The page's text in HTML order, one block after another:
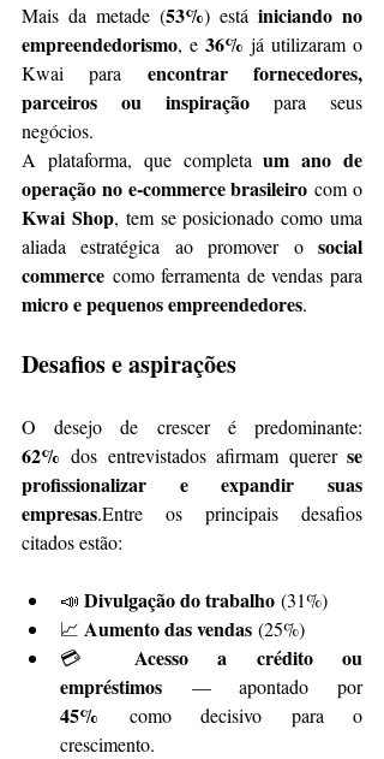
Mais da metade (53%) está iniciando no
empreendedorismo, e 36% já utilizaram o
Kwai para encontrar fornecedores,
parceiros ou inspiração para seus
negócios.
A plataforma, que completa um ano de
operação no e-commerce brasileiro
Kwai Shop, tem se posicionado como uma
aliada estratégica ao promover o social
commerce
micro e pequenos empreendedores.
Desafios e aspirações
62% dos entrevistados afirmam querer se
profissionalizar e expandir suas
empresas.Entre os principais desafios
citados estão:
📣 Divulgação do trabalho (31%)
📈 Aumento das vendas (25%)
💳 Acesso a crédito ou
empréstimos
— apontado por
45% como decisivo para o
crescimento.